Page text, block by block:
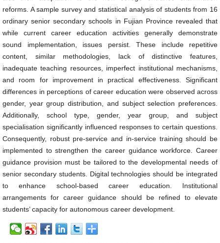
reforms. A sample survey and statistical analysis of students from 16
ordinary senior secondary schools in Fujian Province revealed that
while current career education activities generally demonstrate
sound implementation, issues persist. These include repetitive
content, similar methodologies, lack of distinctive features,
inadequate teaching resources, imperfect institutional mechanisms,
and room for improvement in practical effectiveness. Significant
differences in perceptions of career education were observed across
gender, year group distribution, and subject selection preferences.
Additionally, school type, gender, year group, and subject
specialisation significantly influenced responses to certain questions.
Consequently, robust pre-service and in-service training should be
implemented to strengthen the career guidance workforce. Career
guidance provision must be tailored to the developmental needs of
senior secondary students. Digital technologies should be integrated
to enhance school-based career education. Institutional
arrangements for career guidance should be refined to elevate
students’ capacity for autonomous career development.